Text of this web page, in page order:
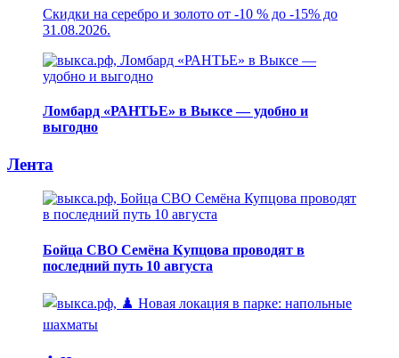
Скидки на серебро и золото от -10 % до -15% до
31.08.2026.
Ломбард «РАНТЬЕ» в Выксе — удобно и
выгодно
Лента
Бойца СВО Семёна Купцова проводят в
последний путь 10 августа